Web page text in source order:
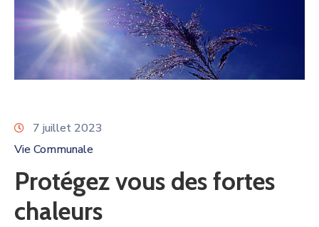
7 juillet 2023
Vie Communale
Protégez vous des fortes
chaleurs